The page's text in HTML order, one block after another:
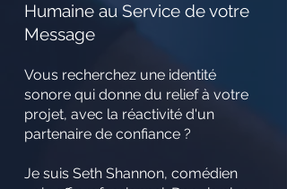
Humaine au Service de votre
Message
Vous recherchez une identité
sonore qui donne du relief à votre
projet, avec la réactivité d'un
partenaire de confiance ?
Je suis Seth Shannon, comédien